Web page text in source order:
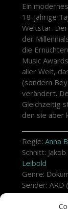
Ein
18-jährige
Weltstar.
der
die
Music
aller Welt,
(sondern
verändert.
Gleichzeitig
den sie aber
Regie: Anna
Schnitt:
Leibold
Genre:
Sender: ARD
Länge: 3x 25
Produktion: